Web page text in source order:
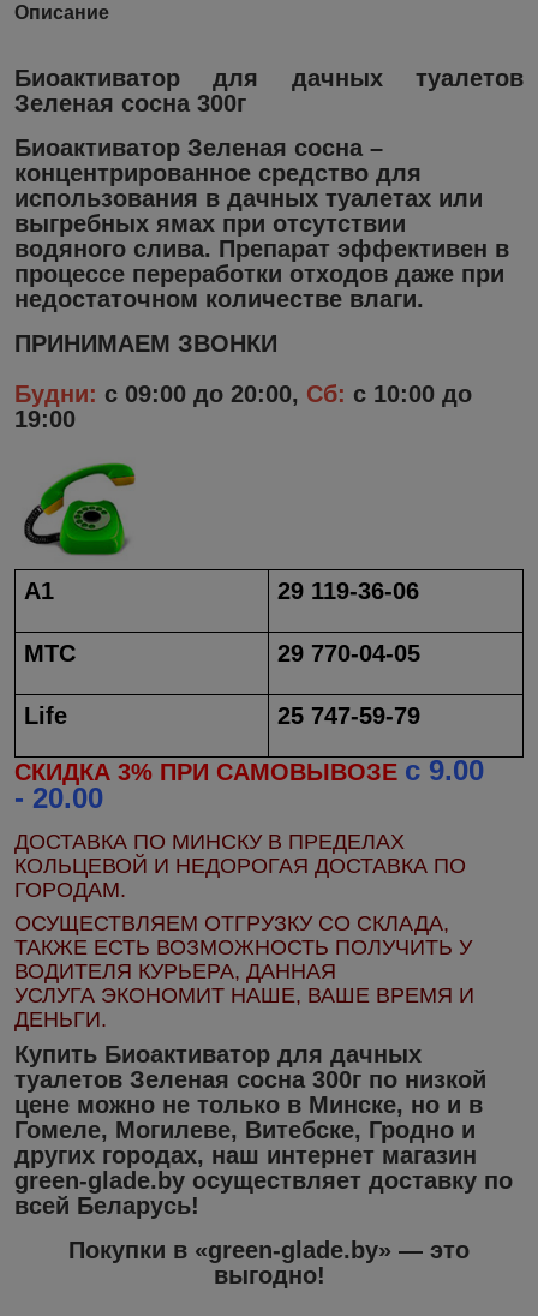
Описание
Биоактиватор для дачных туалетов
Зеленая сосна 300г
Биоактиватор Зеленая сосна –
концентрированное средство для
использования в дачных туалетах или
выгребных ямах при отсутствии
водяного слива. Препарат эффективен в
процессе переработки отходов даже при
недостаточном количестве влаги.
ПРИНИМАЕМ ЗВОНКИ
Будни: с 09:00 до 20:00, Сб: с 10:00 до
19:00
A1 29 119-36-06
МТС 29 770-04-05
Life 25 747-59-79
СКИДКА 3% ПРИ САМОВЫВОЗЕ с 9.00
- 20.00
ДОСТАВКА ПО МИНСКУ В ПРЕДЕЛАХ
КОЛЬЦЕВОЙ И НЕДОРОГАЯ ДОСТАВКА ПО
ГОРОДАМ.
ОСУЩЕСТВЛЯЕМ ОТГРУЗКУ СО СКЛАДА,
ТАКЖЕ ЕСТЬ ВОЗМОЖНОСТЬ ПОЛУЧИТЬ У
ВОДИТЕЛЯ КУРЬЕРА, ДАННАЯ
УСЛУГА ЭКОНОМИТ НАШЕ, ВАШЕ ВРЕМЯ И
ДЕНЬГИ.
Купить Биоактиватор для дачных
туалетов Зеленая сосна 300г по низкой
цене можно не только в Минске, но и в
Гомеле, Могилеве, Витебске, Гродно и
других городах, наш интернет магазин
green-glade.by осуществляет доставку по
всей Беларусь!
Покупки в «green-glade.by» — это
выгодно!